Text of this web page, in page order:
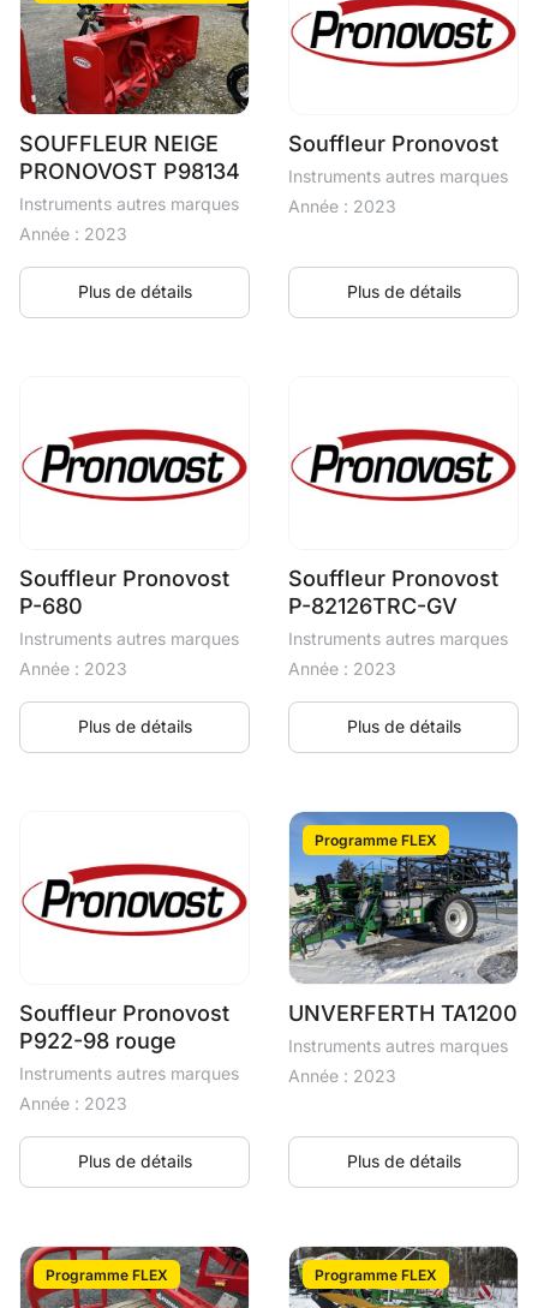
SOUFFLEUR NEIGE
PRONOVOST P98134
Instruments autres marques
Année : 2023
Plus de détails
Souffleur Pronovost
Instruments autres marques
Année : 2023
Plus de détails
Souffleur Pronovost
P-680
Instruments autres marques
Année : 2023
Plus de détails
Souffleur Pronovost
P-82126TRC-GV
Instruments autres marques
Année : 2023
Plus de détails
Souffleur Pronovost
P922-98 rouge
Instruments autres marques
Année : 2023
Plus de détails
Programme FLEX
UNVERFERTH TA1200
Instruments autres marques
Année : 2023
Plus de détails
Programme FLEX Programme FLEX